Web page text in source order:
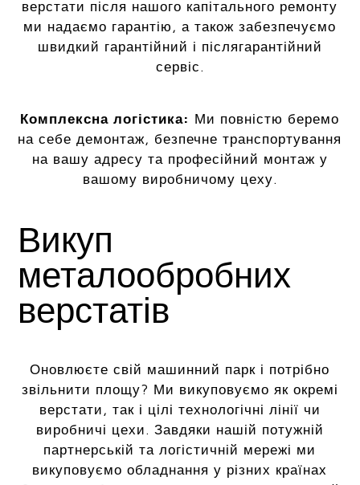
верстати після нашого капітального ремонту
ми надаємо гарантію, а також забезпечуємо
швидкий гарантійний і післягарантійний
сервіс.
Комплексна логістика: Ми повністю беремо
на себе демонтаж, безпечне транспортування
на вашу адресу та професійний монтаж у
вашому виробничому цеху.
Викуп
металообробних
верстатів
Оновлюєте свій машинний парк і потрібно
звільнити площу? Ми викуповуємо як окремі
верстати, так і цілі технологічні лінії чи
виробничі цехи. Завдяки нашій потужній
партнерській та логістичній мережі ми
викуповуємо обладнання у різних країнах